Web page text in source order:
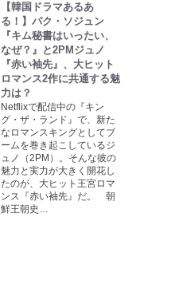
【韓国ドラマあるあ
る！】パク・ソジュン
『キム秘書はいったい、
なぜ？』と2PMジュノ
『赤い袖先』、大ヒット
ロマンス2作に共通する魅
力は？
Netflixで配信中の『キン
グ・ザ・ランド』で、新た
なロマンスキングとしてブ
ームを巻き起こしているジ
ュノ（2PM）。そんな彼の
魅力と実力が大きく開花し
たのが、大ヒット王宮ロマ
ンス『赤い袖先』だ。 朝
鮮王朝史…